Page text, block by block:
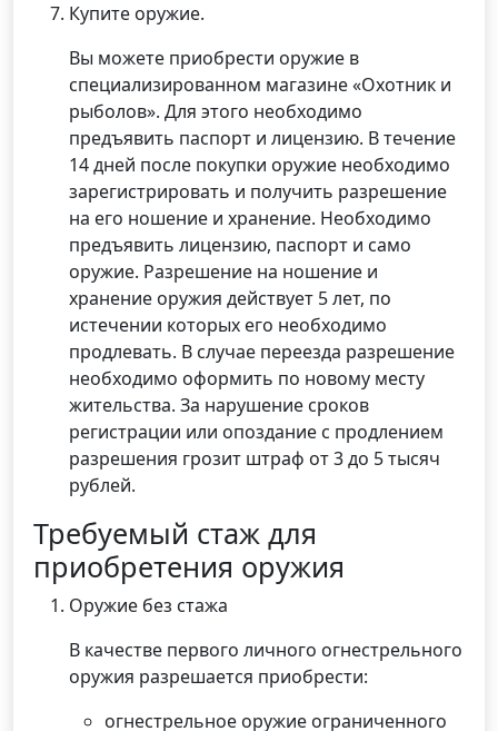
Купите оружие.
Вы можете приобрести оружие в
специализированном магазине «Охотник и
рыболов». Для этого необходимо
предъявить паспорт и лицензию. В течение
14 дней после покупки оружие необходимо
зарегистрировать и получить разрешение
на его ношение и хранение. Необходимо
предъявить лицензию, паспорт и само
оружие. Разрешение на ношение и
хранение оружия действует 5 лет, по
истечении которых его необходимо
продлевать. В случае переезда разрешение
необходимо оформить по новому месту
жительства. За нарушение сроков
регистрации или опоздание с продлением
разрешения грозит штраф от 3 до 5 тысяч
рублей.
Требуемый стаж для
приобретения оружия
Оружие без стажа
В качестве первого личного огнестрельного
оружия разрешается приобрести:
огнестрельное оружие ограниченного